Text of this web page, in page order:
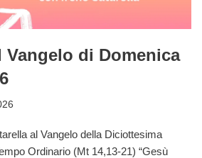
Vangelo di Domenica
al Vangelo della Diciottesima
Ordinario (Mt 14,13-21) “Gesù